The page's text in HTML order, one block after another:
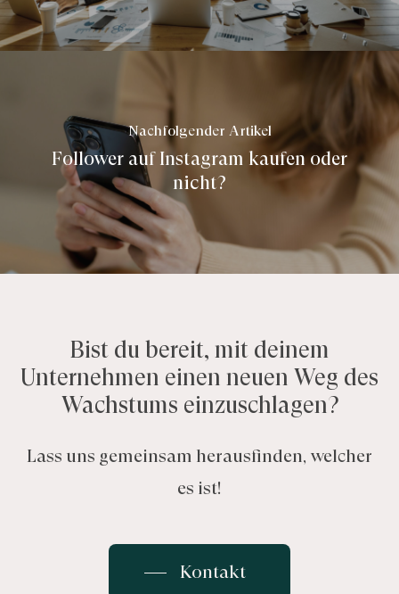
Nachfolgender Artikel
Follower auf Instagram kaufen oder
nicht?
Bist du bereit, mit deinem
Unternehmen einen neuen Weg des
Wachstums einzuschlagen?
Lass uns gemeinsam herausfinden, welcher
es ist!
Kontakt